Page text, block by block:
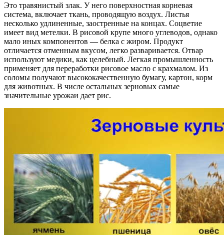
Это травянистый злак. У него поверхностная корневая
система, включает ткань, проводящую воздух. Листья
несколько удлиненные, заостренные на концах. Соцветие
имеет вид метелки. В рисовой крупе много углеводов, однако
мало иных компонентов — белка с жиром. Продукт
отличается отменным вкусом, легко разваривается. Отвар
используют медики, как целебный. Легкая промышленность
применяет для переработки рисовое масло с крахмалом. Из
соломы получают высококачественную бумагу, картон, корм
для животных. В числе остальных зерновых самые
значительные урожаи дает рис.